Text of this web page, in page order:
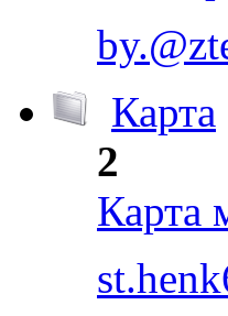
Карта
2
Карта